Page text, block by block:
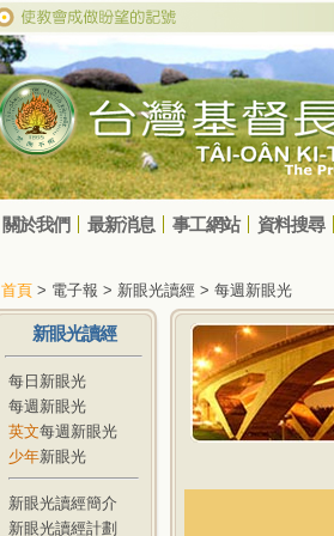
關於我們 最新消息 事工網站 資料搜尋
首頁 > 電子報 > 新眼光讀經 > 每週新眼光
新眼光讀經
每日新眼光
每週新眼光
英文每週新眼光
少年新眼光
新眼光讀經簡介
新眼光讀經計劃